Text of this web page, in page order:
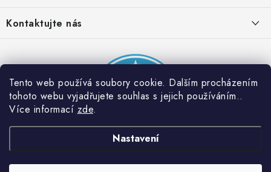
Tento web používá soubory cookie. Dalším procházením
tohoto webu vyjadřujete souhlas s jejich používáním..
Více informací zde.
Nastavení
Provizní systém
Partner stránek: Super plecháček
Podmínky akce 2 + 1 zdarma
Kontaktujte nás